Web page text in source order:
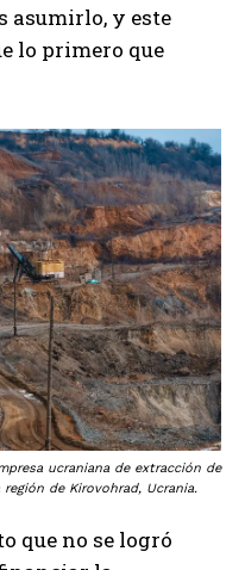
asumirlo, y este
lo primero que
ucraniana de extracción de
de Kirovohrad, Ucrania.
que no se logró